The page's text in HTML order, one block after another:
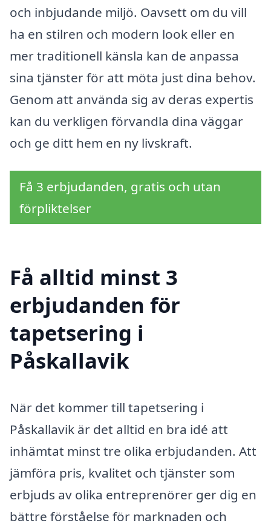
och inbjudande miljö. Oavsett om du vill
ha en stilren och modern look eller en
mer traditionell känsla kan de anpassa
sina tjänster för att möta just dina behov.
Genom att använda sig av deras expertis
kan du verkligen förvandla dina väggar
och ge ditt hem en ny livskraft.
Få 3 erbjudanden, gratis och utan
förpliktelser
Få alltid minst 3
erbjudanden för
tapetsering i
Påskallavik
När det kommer till tapetsering i
Påskallavik är det alltid en bra idé att
inhämtat minst tre olika erbjudanden. Att
jämföra pris, kvalitet och tjänster som
erbjuds av olika entreprenörer ger dig en
bättre förståelse för marknaden och